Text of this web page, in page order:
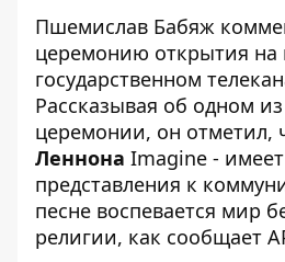
Пшемислав Бабяж
церемонию открытия на
государственном
Рассказывая об одном
церемонии, он отметил,
Леннона Imagine -
представления к
песне воспевается мир
религии, как сообщает